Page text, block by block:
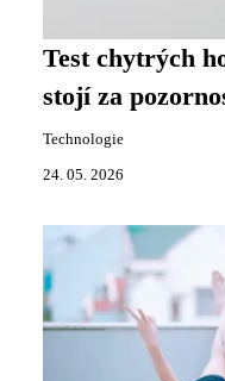
Test chytrých
stojí za
Technologie
24. 05. 2026